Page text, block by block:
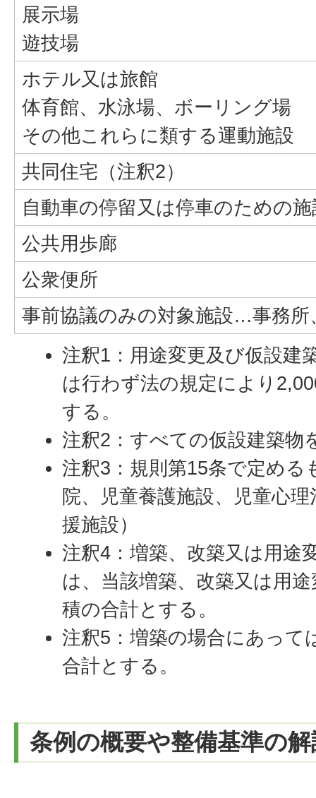
展示場
遊技場
ホテル又は旅館
体育館、水泳場、ボーリング場
その他これらに類する運動施設
共同住宅（注釈2）
自動車の停留又は停車のための施
公共用歩廊
公衆便所
事前協議のみの対象施設…事務所
注釈1：用途変更及び仮設建
は行わず法の規定により
する。
注釈2：すべての仮設建築物
注釈3：規則第15条で定める
院、児童養護施設、児童心
援施設）
注釈4：増築、改築又は用途
は、当該増築、改築又は用
積の合計とする。
注釈5：増築の場合にあって
合計とする。
条例の概要や整備基準の